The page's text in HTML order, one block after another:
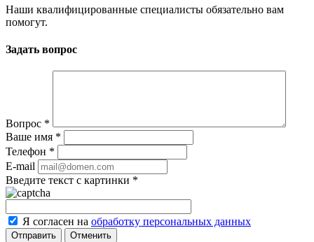
Наши квалифицированные специалисты обязательно вам
помогут.
Задать вопрос
Вопрос *
Ваше имя *
Телефон *
E-mail
Введите текст с картинки *
Я согласен на обработку персональных данных
Отменить